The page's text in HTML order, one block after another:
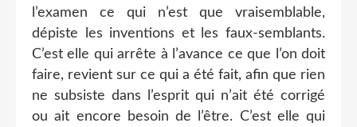
l’examen ce qui n’est que vraisemblable,
dépiste les inventions et les faux-semblants.
C’est elle qui arrête à l’avance ce que l’on doit
faire, revient sur ce qui a été fait, afin que rien
ne subsiste dans l’esprit qui n’ait été corrigé
ou ait encore besoin de l’être. C’est elle qui